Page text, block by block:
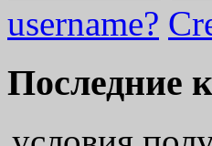
username?
Последние